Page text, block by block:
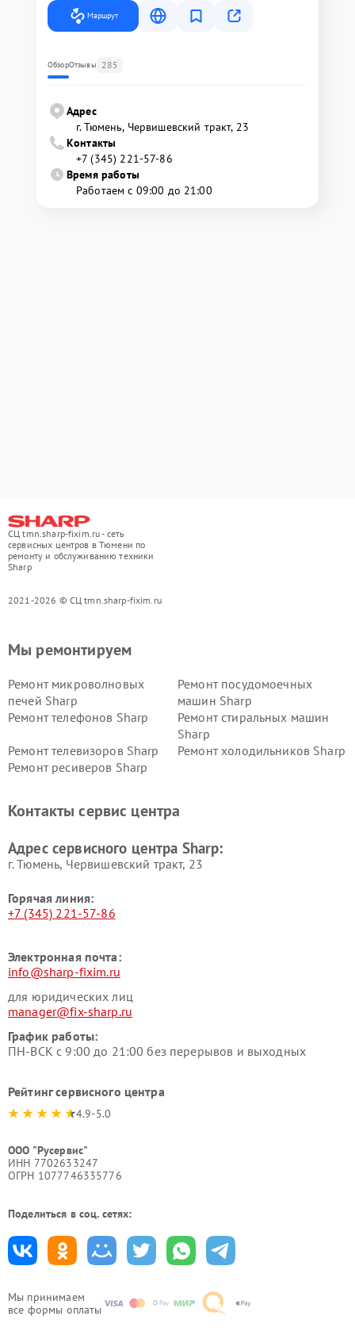
Маршрут
ОбзорОтзывы 285
Адрес
г. Тюмень, ​Червишевский тракт, 23
Контакты
+7 (345) 221-57-86
Время работы
Работаем с 09:00 до 21:00
СЦ tmn.sharp-fixim.ru - сеть
сервисных центров в Тюмени по
ремонту и обслуживанию техники
Sharp
2021-2026 © СЦ tmn.sharp-fixim.ru
Мы принимаем
все формы оплаты
Мы ремонтируем
Ремонт микроволновых
печей Sharp
Ремонт посудомоечных
машин Sharp
Ремонт телефонов Sharp
Ремонт стиральных машин
Sharp
Ремонт телевизоров Sharp
Ремонт холодильников Sharp
Ремонт ресиверов Sharp
Контакты сервис центра
Адрес сервисного центра Sharp:
г. Тюмень, ​Червишевский тракт, 23
Горячая линия:
+7 (345) 221-57-86
Электронная почта:
info@sharp-fixim.ru
для юридических лиц
manager@fix-sharp.ru
График работы:
ПН-ВСК с 9:00 до 21:00 без перерывов и выходных
Рейтинг сервисного центра
4.9-5.0
ООО "Русервис"
ИНН 7702633247
ОГРН 1077746335776
Поделиться в соц. сетях: